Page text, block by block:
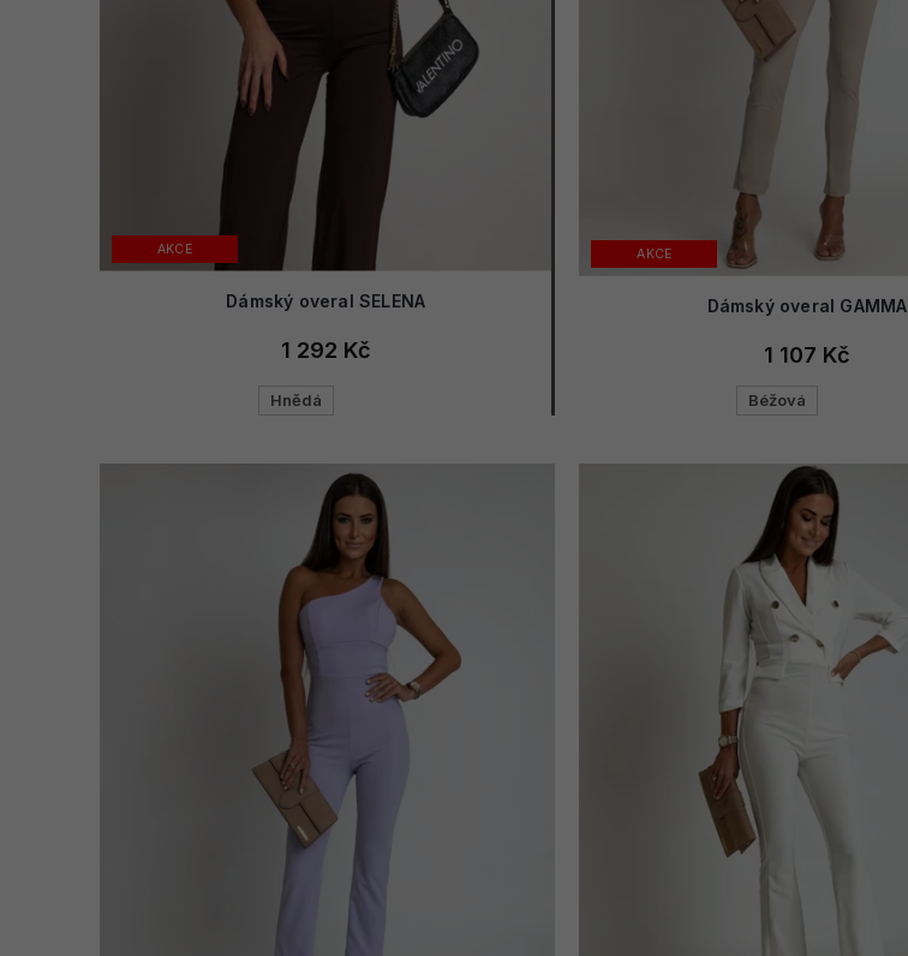
AKCE
Dámský overal SELENA
1 292 Kč
Hnědá
AKCE
Dámský overal GAMMA
1 107 Kč
Béžová